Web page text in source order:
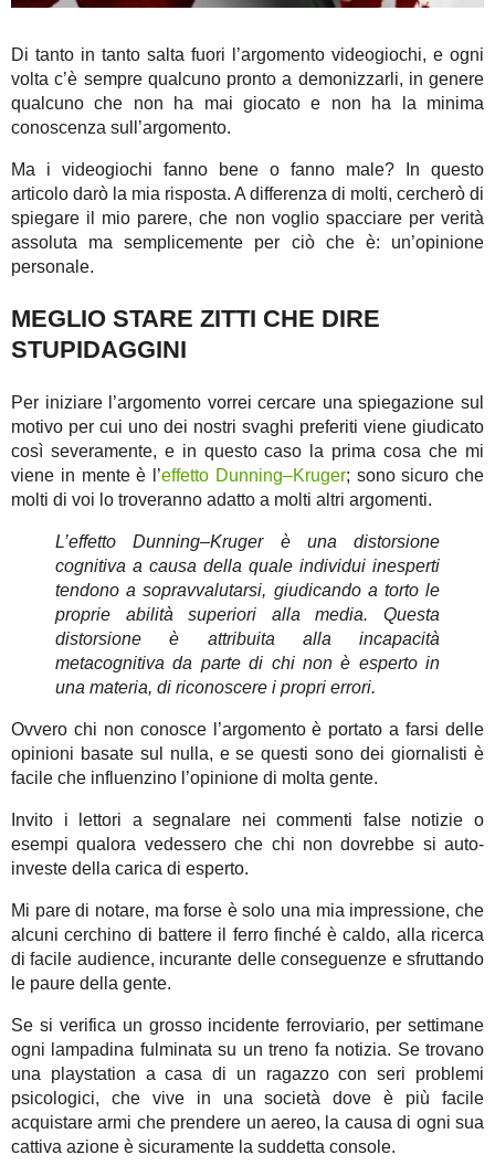
Di tanto in tanto salta fuori l’argomento videogiochi, e ogni
volta c’è sempre qualcuno pronto a demonizzarli, in genere
qualcuno che non ha mai giocato e non ha la minima
conoscenza sull’argomento.
Ma i videogiochi fanno bene o fanno male? In questo
articolo darò la mia risposta. A differenza di molti, cercherò di
spiegare il mio parere, che non voglio spacciare per verità
assoluta ma semplicemente per ciò che è: un’opinione
personale.
MEGLIO STARE ZITTI CHE DIRE
STUPIDAGGINI
Per iniziare l’argomento vorrei cercare una spiegazione sul
motivo per cui uno dei nostri svaghi preferiti viene giudicato
così severamente, e in questo caso la prima cosa che mi
viene in mente è l’effetto Dunning–Kruger; sono sicuro che
molti di voi lo troveranno adatto a molti altri argomenti.
L’effetto Dunning–Kruger è una distorsione
cognitiva a causa della quale individui inesperti
tendono a sopravvalutarsi, giudicando a torto le
proprie abilità superiori alla media. Questa
distorsione è attribuita alla incapacità
metacognitiva da parte di chi non è esperto in
una materia, di riconoscere i propri errori.
Ovvero chi non conosce l’argomento è portato a farsi delle
opinioni basate sul nulla, e se questi sono dei giornalisti è
facile che influenzino l’opinione di molta gente.
Invito i lettori a segnalare nei commenti false notizie o
esempi qualora vedessero che chi non dovrebbe si auto-
investe della carica di esperto.
Mi pare di notare, ma forse è solo una mia impressione, che
alcuni cerchino di battere il ferro finché è caldo, alla ricerca
di facile audience, incurante delle conseguenze e sfruttando
le paure della gente.
Se si verifica un grosso incidente ferroviario, per settimane
ogni lampadina fulminata su un treno fa notizia. Se trovano
una playstation a casa di un ragazzo con seri problemi
psicologici, che vive in una società dove è più facile
acquistare armi che prendere un aereo, la causa di ogni sua
cattiva azione è sicuramente la suddetta console.